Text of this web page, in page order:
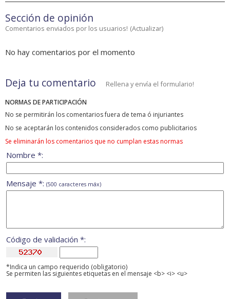
Sección de opinión
Comentarios enviados por los usuarios! (Actualizar)
No hay comentarios por el momento
Deja tu comentario Rellena y envía el formulario!
NORMAS DE PARTICIPACIÓN
No se permitirán los comentarios fuera de tema ó injuriantes
No se aceptarán los contenidos considerados como publicitarios
Se eliminarán los comentarios que no cumplan estas normas
Nombre *:
Mensaje *: (500 caracteres máx)
Código de validación *:
*Indica un campo requerido (obligatorio)
Se permiten las siguientes etiquetas en el mensaje <b> <i> <u>